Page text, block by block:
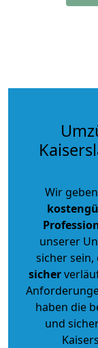
Wir
unserer
sicher sein,
sicher
haben die
und